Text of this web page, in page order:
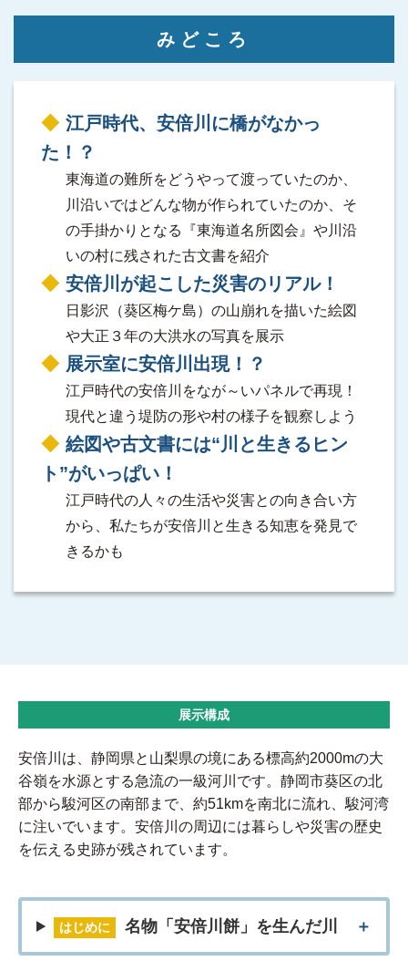
みどころ
江戸時代、安倍川に橋がなかっ
た！？
東海道の難所をどうやって渡っていたのか、
川沿いではどんな物が作られていたのか、そ
の手掛かりとなる『東海道名所図会』や川沿
いの村に残された古文書を紹介
安倍川が起こした災害のリアル！
日影沢（葵区梅ケ島）の山崩れを描いた絵図
や大正３年の大洪水の写真を展示
展示室に安倍川出現！？
江戸時代の安倍川をなが～いパネルで再現！
現代と違う堤防の形や村の様子を観察しよう
絵図や古文書には“川と生きるヒン
ト”がいっぱい！
江戸時代の人々の生活や災害との向き合い方
から、私たちが安倍川と生きる知恵を発見で
きるかも
展示構成
安倍川は、静岡県と山梨県の境にある標高約2000mの大
谷嶺を水源とする急流の一級河川です。静岡市葵区の北
部から駿河区の南部まで、約51kmを南北に流れ、駿河湾
に注いでいます。安倍川の周辺には暮らしや災害の歴史
を伝える史跡が残されています。
はじめに 名物「安倍川餅」を生んだ川